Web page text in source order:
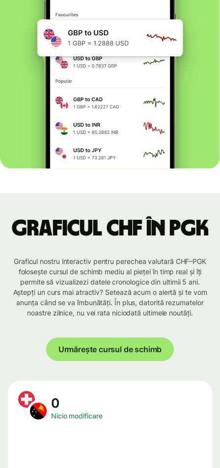
Graficul CHF în PGK
Graficul nostru interactiv pentru perechea valutară CHF–PGK
folosește cursul de schimb mediu al pieței în timp real și îți
permite să vizualizezi datele cronologice din ultimii 5 ani.
Aștepți un curs mai atractiv? Setează acum o alertă și te vom
anunța când se va îmbunătăți. În plus, datorită rezumatelor
noastre zilnice, nu vei rata niciodată ultimele noutăți.
Urmărește cursul de schimb
0
Nicio modificare